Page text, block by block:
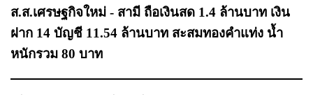
ส.ส.เศรษฐกิจใหม่ - สามี ถือเงินสด 1.4 ล้านบาท เงิน
ฝาก 14 บัญชี 11.54 ล้านบาท สะสมทองคำแท่ง น้ำ
หนักรวม 80 บาท